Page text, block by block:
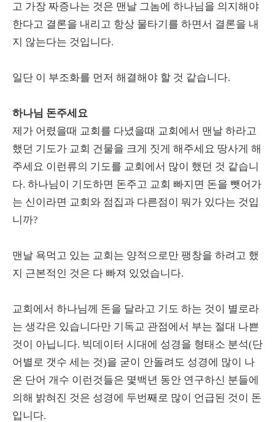
고 가장 짜증나는 것은 맨날 그놈에 하나님을 의지해야
한다고 결론을 내리고 항상 물타기를 하면서 결론을 내
지 않는다는 것입니다.
일단 이 부조화를 먼저 해결해야 할 것 같습니다.
하나님 돈주세요
제가 어렸을때 교회를 다녔을때 교회에서 맨날 하라고
했던 기도가 교회 건물을 크게 짓게 해주세요 땅사게 해
주세요 이런류의 기도를 교회에서 많이 했던 것 같습니
다. 하나님이 기도하면 돈주고 교회 빠지면 돈을 뺏어가
는 신이라면 교회와 점집과 다른점이 뭐가 있다는 것입
니까?
맨날 욕먹고 있는 교회는 양적으로만 팽창을 하려고 했
지 근본적인 것은 다 빠져 있었습니다.
교회에서 하나님께 돈을 달라고 기도 하는 것이 별로라
는 생각은 있습니다만 기독교 관점에서 부는 절대 나쁜
것이 아닙니다. 빅데이터 시대에 성경을 형태소 분석(단
어별로 갯수 세는 것)을 굳이 안돌려도 성경에 많이 나
온 단어 개수 이런것들은 몇백년 동안 연구하신 분들에
의해 밝혀진 것은 성경에 두번째로 많이 언급된 것이 돈
입니다.